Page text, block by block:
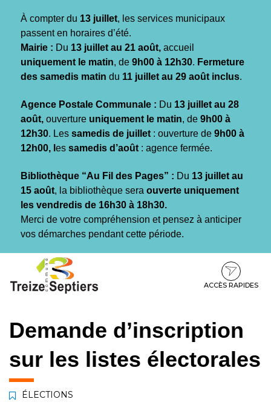
À compter du 13 juillet, les services municipaux
passent en horaires d’été.
Mairie : Du 13 juillet au 21 août, accueil
uniquement le matin, de 9h00 à 12h30. Fermeture
des samedis matin du 11 juillet au 29 août inclus.
Agence Postale Communale : Du 13 juillet au 28
août, ouverture uniquement le matin, de 9h00 à
12h30. Les samedis de juillet : ouverture de 9h00 à
12h00, l es samedis d’août : agence fermée.
Bibliothèque “Au Fil des Pages” : Du 13 juillet au
15 août, la bibliothèque sera ouverte uniquement
les vendredis de 16h30 à 18h30.
Merci de votre compréhension et pensez à anticiper
vos démarches pendant cette période.
contenu
pied
ACCÈS RAPIDES
Demande d’inscription
sur les listes électorales
ÉLECTIONS